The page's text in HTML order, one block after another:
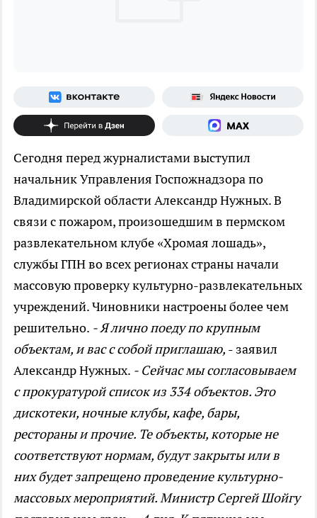
Сегодня перед журналистами выступил
начальник Управления Госпожнадзора по
Владимирской области Александр Нужных. В
связи с пожаром, произошедшим в пермском
развлекательном клубе «Хромая лошадь»,
службы ГПН во всех регионах страны начали
массовую проверку культурно-развлекательных
учреждений. Чиновники настроены более чем
решительно. - Я лично поеду по крупным
объектам, и вас с собой приглашаю, - заявил
Александр Нужных. - Сейчас мы согласовываем
с прокуратурой список из 334 объектов. Это
дискотеки, ночные клубы, кафе, бары,
рестораны и прочие. Те объекты, которые не
соответствуют нормам, будут закрыты или в
них будет запрещено проведение культурно-
массовых мероприятий. Министр Сергей Шойгу